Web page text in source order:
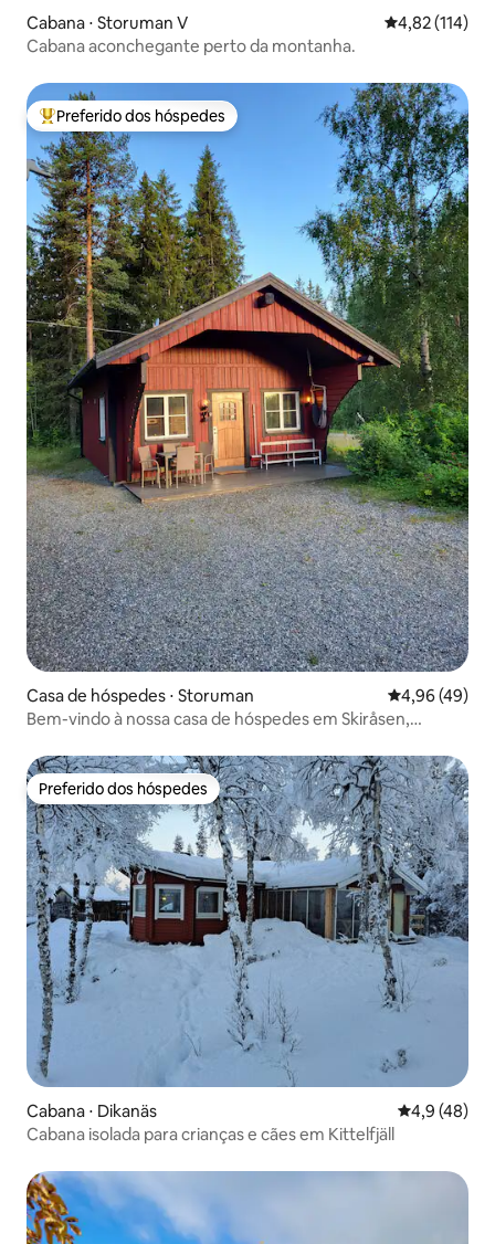
Cabana ⋅ Storuman V 4,82 de uma
4,82 (114)
Cabana aconchegante perto da montanha.
Entre os melhores preferidos dos hóspedes
Preferido dos hóspedes
Casa de hóspedes ⋅ Storuman 4,96 de uma
4,96 (49)
Bem-vindo à nossa casa de hóspedes em Skiråsen,
Preferido dos hóspedes
Preferido dos hóspedes
Cabana ⋅ Dikanäs 4,9 de uma
4,9 (48)
Cabana isolada para crianças e cães em Kittelfjäll